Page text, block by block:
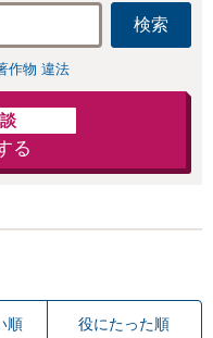
検索
作物 違法
る
順 役にたった順